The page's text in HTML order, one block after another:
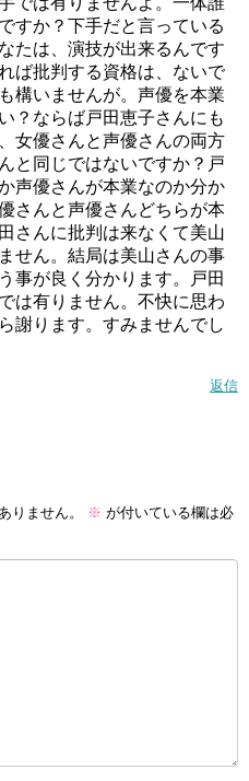
。
同じく中学二年生ですが、
格なのでキャラクター とし
キュアマカロンみたいなキ
すか？下手だと言っている
たは、演技が出来るんです
ば批判する資格は、ないで
構いませんが。声優を本業
？ならば戸田恵子さんにも
女優さんと声優さんの両方
と同じではないですか？戸
声優さんが本業なのか分か
さんと声優さんどちらが本
さんに批判は来なくて美山
せん。結局は美山さんの事
事が良く分かります。戸田
は有りません。不快に思わ
謝ります。すみませんでし
返信
りません。 ※ が付いている欄は必